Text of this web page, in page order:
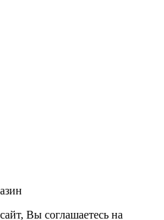
Вы соглашаетесь на